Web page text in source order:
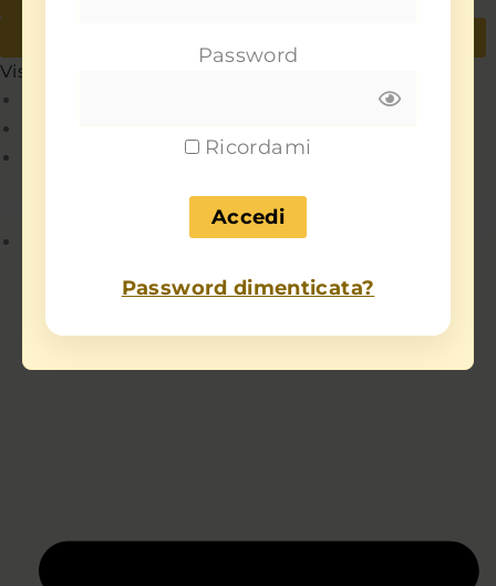
Visualizza le preferenze
Password
Ricordami
Password dimenticata?